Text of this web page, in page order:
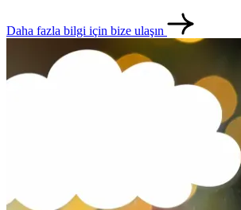
Daha fazla bilgi için bize ulaşın